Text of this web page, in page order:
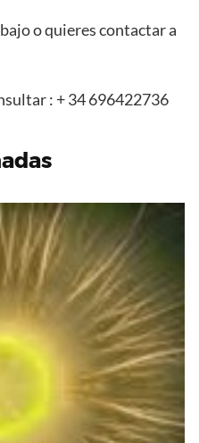
o quieres contactar a
: + 34 696422736